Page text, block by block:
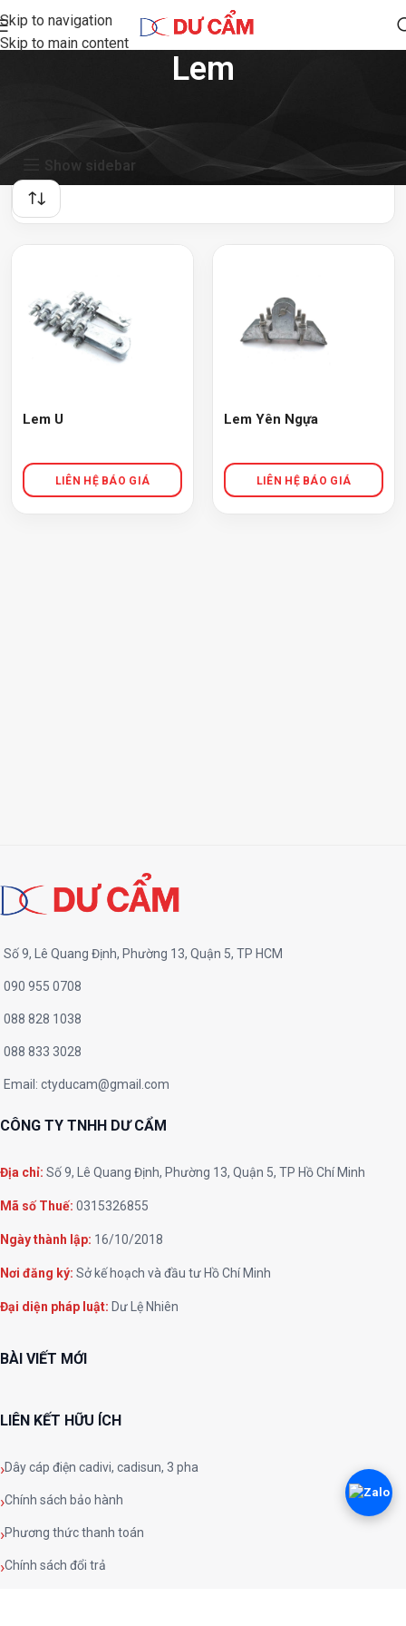
Skip to navigation
Skip to main content
Lem
Showing all 2 results
Show sidebar
Lem U Lem Yên Ngựa
Số 9, Lê Quang Định, Phường 13, Quận 5, TP HCM
090 955 0708
088 828 1038
088 833 3028
Email: ctyducam@gmail.com
CÔNG TY TNHH DƯ CẨM
Địa chỉ: Số 9, Lê Quang Định, Phường 13, Quận 5, TP Hồ Chí Minh
Mã số Thuế: 0315326855
Ngày thành lập: 16/10/2018
Nơi đăng ký: Sở kế hoạch và đầu tư Hồ Chí Minh
Đại diện pháp luật: Dư Lệ Nhiên
BÀI VIẾT MỚI
LIÊN KẾT HỮU ÍCH
Dây cáp điện cadivi, cadisun, 3 pha
Chính sách bảo hành
Phương thức thanh toán
Chính sách đổi trả